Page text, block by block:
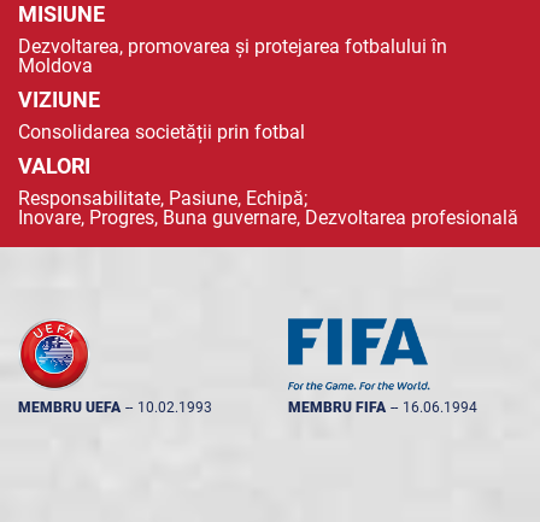
MISIUNE
Dezvoltarea, promovarea și protejarea fotbalului în
Moldova
VIZIUNE
Consolidarea societății prin fotbal
VALORI
Responsabilitate, Pasiune, Echipă;
Inovare, Progres, Buna guvernare, Dezvoltarea profesională
MEMBRU UEFA -- 10.02.1993 MEMBRU FIFA -- 16.06.1994